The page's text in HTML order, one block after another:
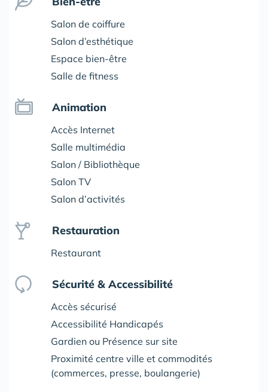
Salon de coiffure
Salon d’esthétique
Espace bien-être
Salle de fitness
Animation
Accès Internet
Salle multimédia
Salon / Bibliothèque
Salon TV
Salon d’activités
Restauration
Restaurant
Sécurité & Accessibilité
Accès sécurisé
Accessibilité Handicapés
Gardien ou Présence sur site
Proximité centre ville et commodités
(commerces, presse, boulangerie)